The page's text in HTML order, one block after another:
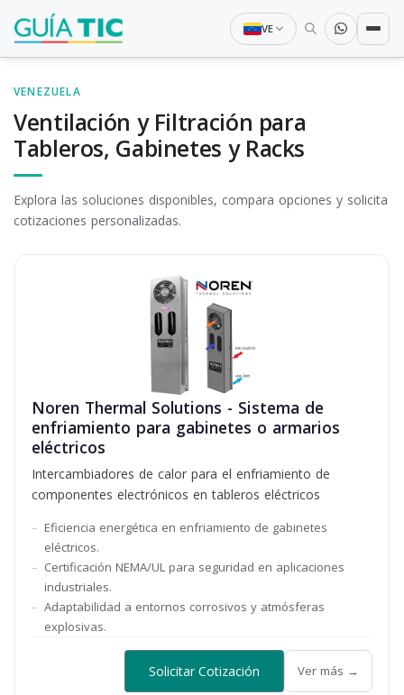
VE
VENEZUELA
Ventilación y Filtración para
Tableros, Gabinetes y Racks
Explora las soluciones disponibles, compara opciones y solicita
cotizaciones personalizadas.
Noren Thermal Solutions - Sistema de
enfriamiento para gabinetes o armarios
eléctricos
Intercambiadores de calor para el enfriamiento de
componentes electrónicos en tableros eléctricos
Eficiencia energética en enfriamiento de gabinetes
eléctricos.
Certificación NEMA/UL para seguridad en aplicaciones
industriales.
Adaptabilidad a entornos corrosivos y atmósferas
explosivas.
Solicitar Cotización Ver más →